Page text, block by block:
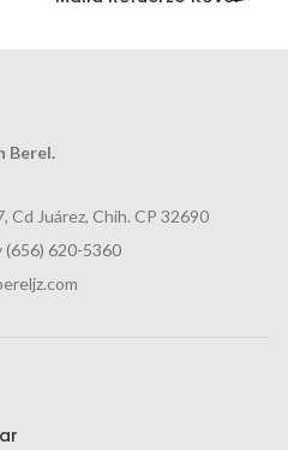
Berel.
Cd Juárez, Chih. CP 32690
(656) 620-5360